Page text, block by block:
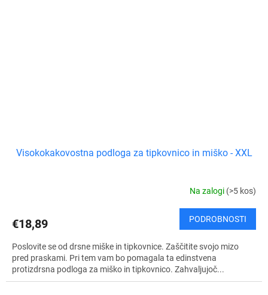
Visokokakovostna podloga za tipkovnico in miško - XXL
Na zalogi (>5 kos)
€18,89 PODROBNOSTI
Poslovite se od drsne miške in tipkovnice. Zaščitite svojo mizo
pred praskami. Pri tem vam bo pomagala ta edinstvena
protizdrsna podloga za miško in tipkovnico. Zahvaljujoč...